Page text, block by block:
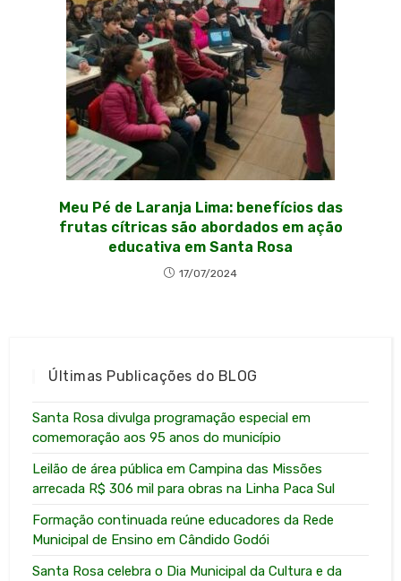
Meu Pé de Laranja Lima: benefícios das
frutas cítricas são abordados em ação
educativa em Santa Rosa
17/07/2024
Últimas Publicações do BLOG
Santa Rosa divulga programação especial em
comemoração aos 95 anos do município
Leilão de área pública em Campina das Missões
arrecada R$ 306 mil para obras na Linha Paca Sul
Formação continuada reúne educadores da Rede
Municipal de Ensino em Cândido Godói
Santa Rosa celebra o Dia Municipal da Cultura e da